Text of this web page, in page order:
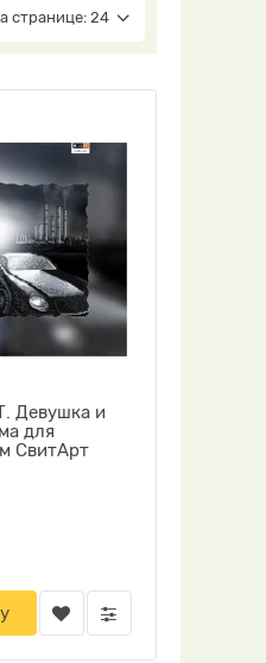
странице: 24
Девушка и
для
СвитАрт